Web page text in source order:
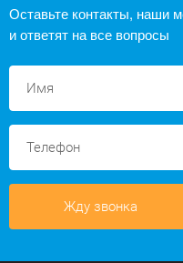
Оставьте контакты, наши
и ответят на все вопросы
Жду звонка